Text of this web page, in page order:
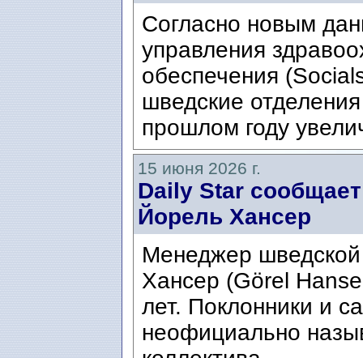
Согласно новым
управления
обеспечения
шведские
прошлом году
15 июня 2026 г.
Daily Star
Йорель Хансер
Менеджер
Хансер (Görel
лет. Поклонники и
неофициально